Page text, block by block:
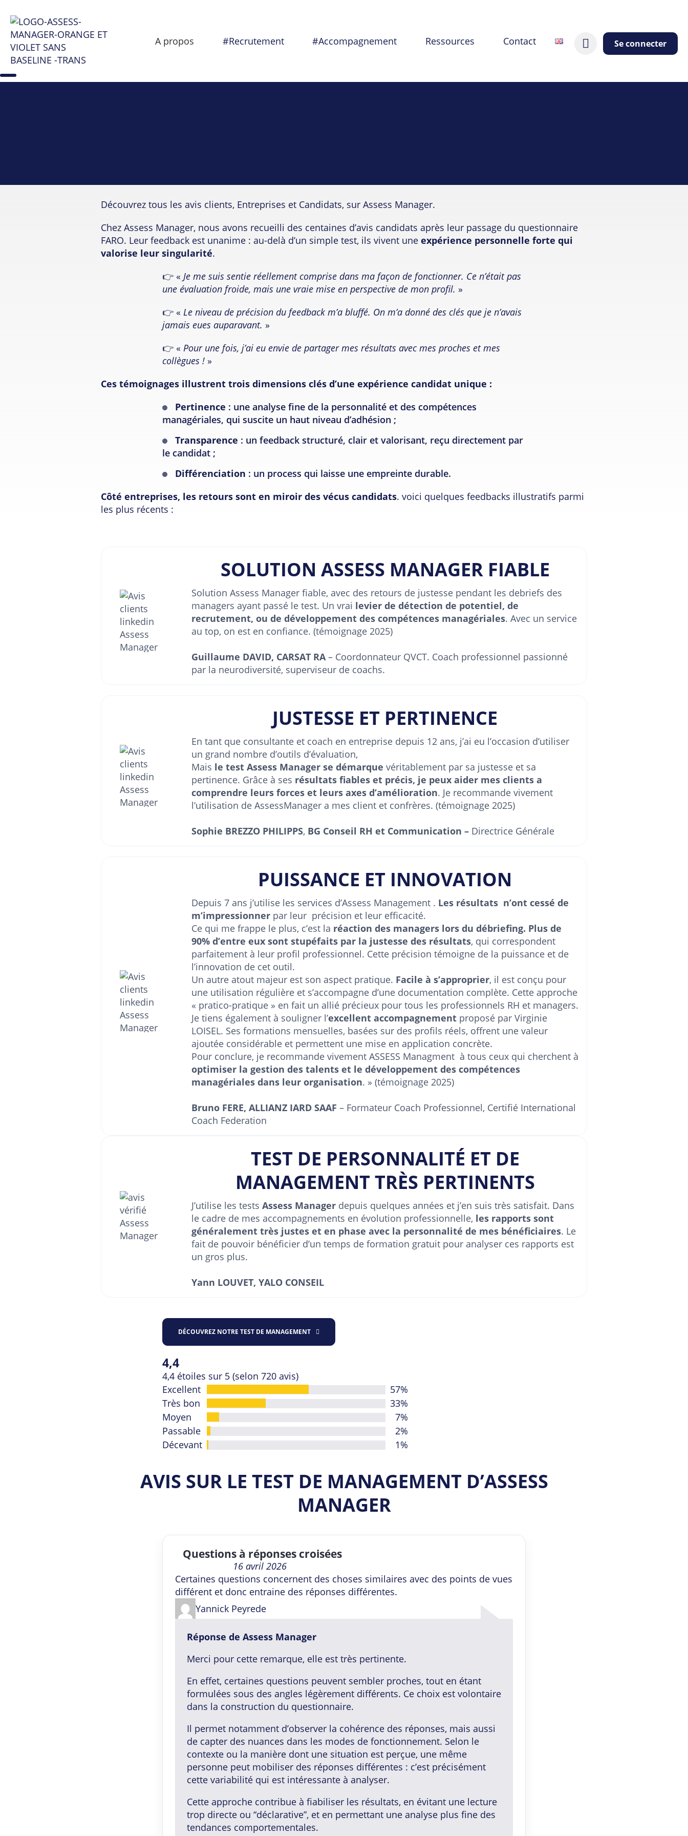
to
menu
content
A propos
#Recrutement #Accompagnement Ressources Contact Se connecter
Découvrez tous les avis clients, Entreprises et Candidats, sur Assess Manager.
Chez Assess Manager, nous avons recueilli des centaines d’avis candidats après leur passage du questionnaire
FARO. Leur feedback est unanime : au-delà d’un simple test, ils vivent une expérience personnelle forte qui
valorise leur singularité.
👉 « Je me suis sentie réellement comprise dans ma façon de fonctionner. Ce n’était pas
une évaluation froide, mais une vraie mise en perspective de mon profil. »
👉 « Le niveau de précision du feedback m’a bluffé. On m’a donné des clés que je n’avais
jamais eues auparavant. »
👉 « Pour une fois, j’ai eu envie de partager mes résultats avec mes proches et mes
collègues ! »
Ces témoignages illustrent trois dimensions clés d’une expérience candidat unique :
Pertinence : une analyse fine de la personnalité et des compétences
managériales, qui suscite un haut niveau d’adhésion ;
Transparence : un feedback structuré, clair et valorisant, reçu directement par
le candidat ;
Différenciation : un process qui laisse une empreinte durable.
Côté entreprises, les retours sont en miroir des vécus candidats. voici quelques feedbacks illustratifs parmi
les plus récents :
SOLUTION ASSESS MANAGER FIABLE
Solution Assess Manager fiable, avec des retours de justesse pendant les debriefs des
managers ayant passé le test. Un vrai levier de détection de potentiel, de
recrutement, ou de développement des compétences managériales. Avec un service
au top, on est en confiance. (témoignage 2025)
Guillaume DAVID, CARSAT RA– Coordonnateur QVCT. Coach professionnel passionné
par la neurodiversité, superviseur de coachs.
JUSTESSE ET PERTINENCE
En tant que consultante et coach en entreprise depuis 12 ans, j’ai eu l’occasion d’utiliser
un grand nombre d’outils d’évaluation,
Mais le test Assess Manager se démarque véritablement par sa justesse et sa
pertinence. Grâce à ses résultats fiables et précis, je peux aider mes clients a
comprendre leurs forces et leurs axes d’amélioration. Je recommande vivement
l’utilisation de AssessManager a mes client et confrères. (témoignage 2025)
Sophie BREZZO PHILIPPS, BG Conseil RH et Communication – Directrice Générale
PUISSANCE ET INNOVATION
Depuis 7 ans j’utilise les services d’Assess Management . Les résultats n’ont cessé de
m’impressionner par leur précision et leur efficacité.
Ce qui me frappe le plus, c’est la réaction des managers lors du débriefing. Plus de
90% d’entre eux sont stupéfaits par la justesse des résultats, qui correspondent
parfaitement à leur profil professionnel. Cette précision témoigne de la puissance et de
l’innovation de cet outil.
Un autre atout majeur est son aspect pratique. Facile à s’approprier, il est conçu pour
une utilisation régulière et s’accompagne d’une documentation complète. Cette approche
« pratico-pratique » en fait un allié précieux pour tous les professionnels RH et managers.
Je tiens également à souligner l’excellent accompagnement proposé par Virginie
LOISEL. Ses formations mensuelles, basées sur des profils réels, offrent une valeur
ajoutée considérable et permettent une mise en application concrète.
Pour conclure, je recommande vivement ASSESS Managment à tous ceux qui cherchent à
optimiser la gestion des talents et le développement des compétences
managériales dans leur organisation. » (témoignage 2025)
Bruno FERE, ALLIANZ IARD SAAF – Formateur Coach Professionnel, Certifié International
Coach Federation
TEST DE PERSONNALITÉ ET DE
MANAGEMENT TRÈS PERTINENTS
J’utilise les tests Assess Manager depuis quelques années et j’en suis très satisfait. Dans
le cadre de mes accompagnements en évolution professionnelle, les rapports sont
généralement très justes et en phase avec la personnalité de mes bénéficiaires. Le
fait de pouvoir bénéficier d’un temps de formation gratuit pour analyser ces rapports est
un gros plus.
Yann LOUVET, YALO CONSEIL
DÉCOUVREZ NOTRE TEST DE MANAGEMENT
4,4
4,4
out
of
5
4,4 étoiles sur 5 (selon 720 avis)
Excellent
57%
Très bon
33%
Moyen
7%
Passable
2%
Décevant
1%
AVIS SUR LE TEST DE MANAGEMENT D’ASSESS
MANAGER
Questions à réponses croisées
a
t
e
5
0
o
u
t
o
f
5
16 avril 2026
Certaines questions concernent des choses similaires avec des points de vues
différent et donc entraine des réponses différentes.
Yannick Peyrede
Réponse de Assess Manager
Merci pour cette remarque, elle est très pertinente.
En effet, certaines questions peuvent sembler proches, tout en étant
formulées sous des angles légèrement différents. Ce choix est volontaire
dans la construction du questionnaire.
Il permet notamment d’observer la cohérence des réponses, mais aussi
de capter des nuances dans les modes de fonctionnement. Selon le
contexte ou la manière dont une situation est perçue, une même
personne peut mobiliser des réponses différentes : c’est précisément
cette variabilité qui est intéressante à analyser.
Cette approche contribue à fiabiliser les résultats, en évitant une lecture
trop directe ou “déclarative”, et en permettant une analyse plus fine des
tendances comportementales.